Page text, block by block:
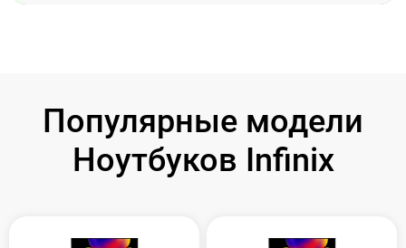
Популярные модели
Ноутбуков Infinix